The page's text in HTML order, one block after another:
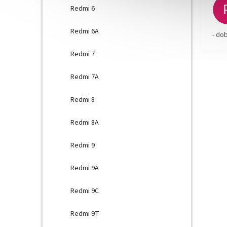
Redmi 6
Redmi 6A
Redmi 7
Redmi 7A
Redmi 8
Redmi 8A
Redmi 9
Redmi 9A
Redmi 9C
Redmi 9T
-